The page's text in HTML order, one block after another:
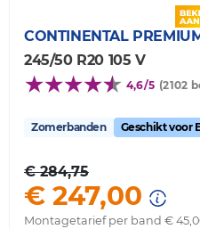
CONTINENTAL
245/50 R20 105 V
4,6/5 (2102
Zomerbanden Geschikt voor
€ 284,75
€ 247,00
Montagetarief per band €